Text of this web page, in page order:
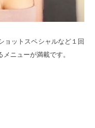
ョットスペシャルなど１回
ニューが満載です。